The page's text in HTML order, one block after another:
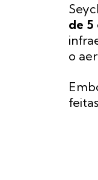
de 5
o